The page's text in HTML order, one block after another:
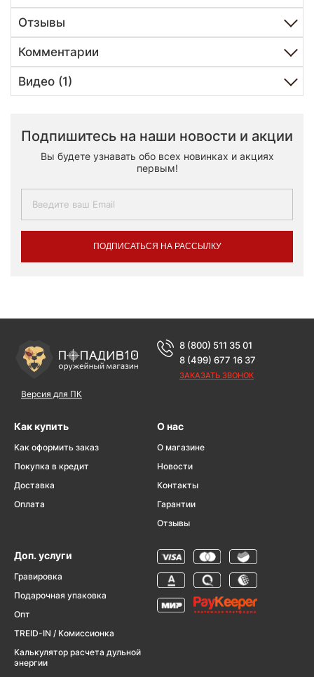
Отзывы
Комментарии
Видео (1)
Подпишитесь на наши новости и акции
Вы будете узнавать обо всех новинках и акциях
первым!
ПОДПИСАТЬСЯ НА РАССЫЛКУ
Версия для ПК
8 (800) 511 35 01
8 (499) 677 16 37
ЗАКАЗАТЬ ЗВОНОК
Как купить
Как оформить заказ
Покупка в кредит
Доставка
Оплата
О нас
О магазине
Новости
Контакты
Гарантии
Отзывы
Доп. услуги
Гравировка
Подарочная упаковка
Опт
TREID-IN / Комиссионка
Калькулятор расчета дульной
энергии